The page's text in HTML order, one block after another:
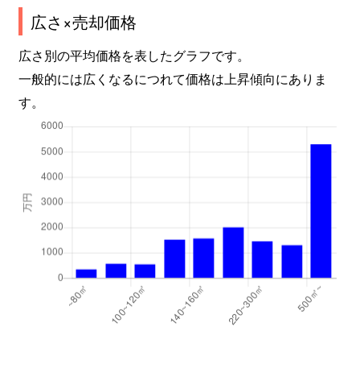
広さ×売却価格
広さ別の平均価格を表したグラフです。
一般的には広くなるにつれて価格は上昇傾向にありま
す。